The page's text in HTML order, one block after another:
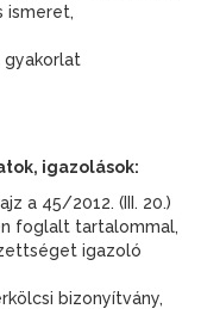
ismeret,
gyakorlat
igazolások:
45/2012. (III. 20.)
foglalt tartalommal,
igazoló
bizonyítvány,